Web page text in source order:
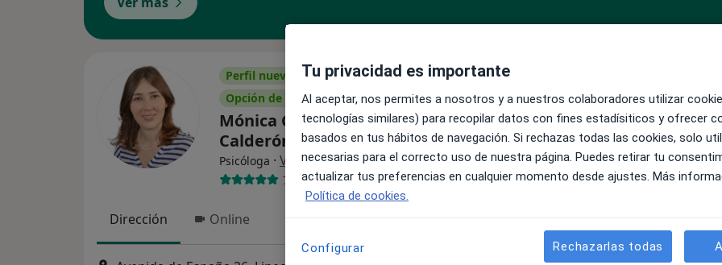
Perfil nuevo
Opción de pago online
Mónica Guarnizo
Calderón
Psicóloga · Ver más
7 opiniones
Dirección Online
La reserva de cita online no está
Pedir una cita
Tu privacidad es importante
Al aceptar, nos permites a nosotros y a nuestros colaboradores utilizar
tecnologías similares) para recopilar datos con fines estadísiticos y ofrecer
basados en tus hábitos de navegación. Si rechazas todas las cookies, solo
necesarias para el correcto uso de nuestra página. Puedes retirar tu
actualizar tus preferencias en cualquier momento desde ajustes. Más
Política de cookies.
Configurar Rechazarlas todas